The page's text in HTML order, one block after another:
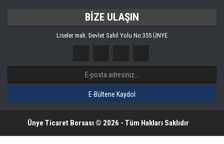
BİZE ULAŞIN
Liseler mah. Devlet Sahil Yolu No:355 ÜNYE
Ünye Ticaret Borsası © 2026 - Tüm Hakları Saklıdır